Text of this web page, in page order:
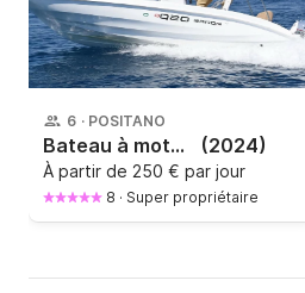
6 · POSITANO
Bateau à moteur Barqa Q20 40cv (2024)
À partir de 250 € par jour
8 · Super propriétaire